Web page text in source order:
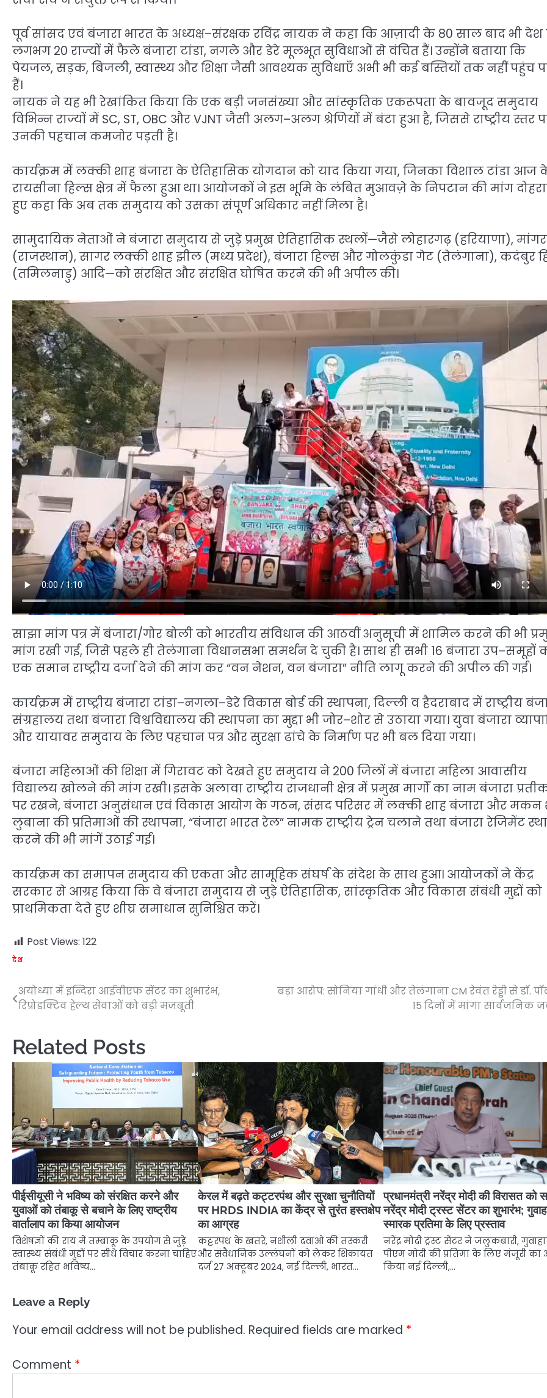
पूर्व सांसद एवं बंजारा भारत के अध्यक्ष–संरक्षक रविंद्र नायक ने कहा कि आज़ादी के 80 साल बाद भी
लगभग 20 राज्यों में फैले बंजारा टांडा, नगले और डेरे मूलभूत सुविधाओं से वंचित हैं। उन्होंने बताया कि
पेयजल, सड़क, बिजली, स्वास्थ्य और शिक्षा जैसी आवश्यक सुविधाएँ अभी भी कई बस्तियों तक नहीं पहुंच
हैं।
नायक ने यह भी रेखांकित किया कि एक बड़ी जनसंख्या और सांस्कृतिक एकरूपता के बावजूद समुदाय
विभिन्न राज्यों में SC, ST, OBC और VJNT जैसी अलग–अलग श्रेणियों में बंटा हुआ है, जिससे राष्ट्रीय स्तर
उनकी पहचान कमजोर पड़ती है।
कार्यक्रम में लक्की शाह बंजारा के ऐतिहासिक योगदान को याद किया गया, जिनका विशाल टांडा आज
रायसीना हिल्स क्षेत्र में फैला हुआ था। आयोजकों ने इस भूमि के लंबित मुआवज़े के निपटान की मांग
हुए कहा कि अब तक समुदाय को उसका संपूर्ण अधिकार नहीं मिला है।
सामुदायिक नेताओं ने बंजारा समुदाय से जुड़े प्रमुख ऐतिहासिक स्थलों—जैसे लोहारगढ़ (हरियाणा),
(राजस्थान), सागर लक्की शाह झील (मध्य प्रदेश), बंजारा हिल्स और गोलकुंडा गेट (तेलंगाना), कदंबुर
(तमिलनाडु) आदि—को संरक्षित और संरक्षित घोषित करने की भी अपील की।
साझा मांग पत्र में बंजारा/गोर बोली को भारतीय संविधान की आठवीं अनुसूची में शामिल करने की भी
मांग रखी गई, जिसे पहले ही तेलंगाना विधानसभा समर्थन दे चुकी है। साथ ही सभी 16 बंजारा उप–समूहों
एक समान राष्ट्रीय दर्जा देने की मांग कर “वन नेशन, वन बंजारा” नीति लागू करने की अपील की गई।
कार्यक्रम में राष्ट्रीय बंजारा टांडा–नगला–डेरे विकास बोर्ड की स्थापना, दिल्ली व हैदराबाद में राष्ट्रीय
संग्रहालय तथा बंजारा विश्वविद्यालय की स्थापना का मुद्दा भी जोर–शोर से उठाया गया। युवा बंजारा
और यायावर समुदाय के लिए पहचान पत्र और सुरक्षा ढांचे के निर्माण पर भी बल दिया गया।
बंजारा महिलाओं की शिक्षा में गिरावट को देखते हुए समुदाय ने 200 जिलों में बंजारा महिला आवासीय
विद्यालय खोलने की मांग रखी। इसके अलावा राष्ट्रीय राजधानी क्षेत्र में प्रमुख मार्गों का नाम बंजारा
पर रखने, बंजारा अनुसंधान एवं विकास आयोग के गठन, संसद परिसर में लक्की शाह बंजारा और मकन
लुबाना की प्रतिमाओं की स्थापना, “बंजारा भारत रेल” नामक राष्ट्रीय ट्रेन चलाने तथा बंजारा रेजिमेंट
करने की भी मांगें उठाई गईं।
कार्यक्रम का समापन समुदाय की एकता और सामूहिक संघर्ष के संदेश के साथ हुआ। आयोजकों ने केंद्र
सरकार से आग्रह किया कि वे बंजारा समुदाय से जुड़े ऐतिहासिक, सांस्कृतिक और विकास संबंधी मुद्दों को
प्राथमिकता देते हुए शीघ्र समाधान सुनिश्चित करें।
Post Views: 122
देश
Post
navigation
अयोध्या में इन्दिरा आईवीएफ सेंटर का शुभारंभ,
रिप्रोडक्टिव हेल्थ सेवाओं को बड़ी मजबूती
बड़ा आरोप: सोनिया गांधी और तेलंगाना CM रेवंत रेड्डी से डॉ.
15 दिनों में मांगा सार्वजनिक
Related Posts
पीईसीयूसी ने भविष्य को संरक्षित करने और
युवाओं को तंबाकू से बचाने के लिए राष्ट्रीय
वार्तालाप का किया आयोजन
विशेषज्ञों की राय में तम्बाकू के उपयोग से जुड़े
स्वास्थ्य संबंधी मुद्दों पर सीधे विचार करना चाहिए
तंबाकू रहित भविष्य…
केरल में बढ़ते कट्टरपंथ और सुरक्षा चुनौतियों
पर HRDS INDIA का केंद्र से तुरंत हस्तक्षेप
का आग्रह
कट्टरपंथ के खतरे, नशीली दवाओं की तस्करी
और संवैधानिक उल्लंघनों को लेकर शिकायत
दर्ज 27 अक्टूबर 2024, नई दिल्ली, भारत…
प्रधानमंत्री नरेंद्र मोदी की विरासत को
नरेंद्र मोदी ट्रस्ट सेंटर का शुभारंभ;
स्मारक प्रतिमा के लिए प्रस्ताव
नरेंद्र मोदी ट्रस्ट सेंटर ने जलुकबारी,
पीएम मोदी की प्रतिमा के लिए मंजूरी का
किया नई दिल्ली,…
Leave a Reply
Your email address will not be published. Required fields are marked *
Comment *